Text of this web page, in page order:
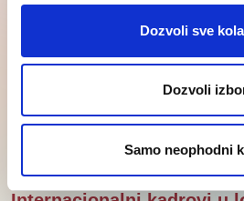
Dozvoli sve
Dozvoli
Samo neophodni